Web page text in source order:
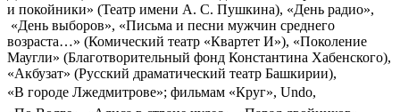
и покойники» (Театр имени А. С. Пушкина), «День радио»,
«День выборов», «Письма и песни мужчин среднего
возраста…» (Комический театр «Квартет И»), «Поколение
Маугли» (Благотворительный фонд Константина Хабенского),
«Акбузат» (Русский драматический театр Башкирии),
«В городе Лжедмитрове»; фильмам «Круг», Undo,